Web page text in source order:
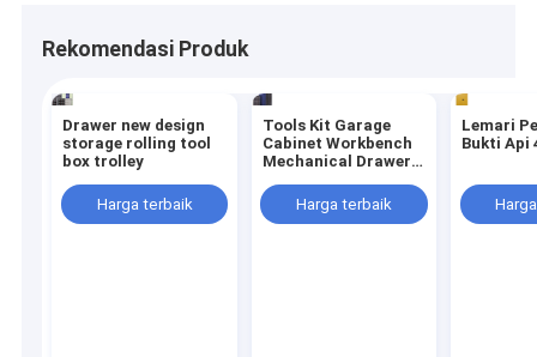
Rekomendasi Produk
Drawer new design
storage rolling tool
box trolley
Harga terbaik
Tools Kit Garage
Cabinet Workbench
Mechanical Drawer
Harga terbaik
Lemari
Bukti Api